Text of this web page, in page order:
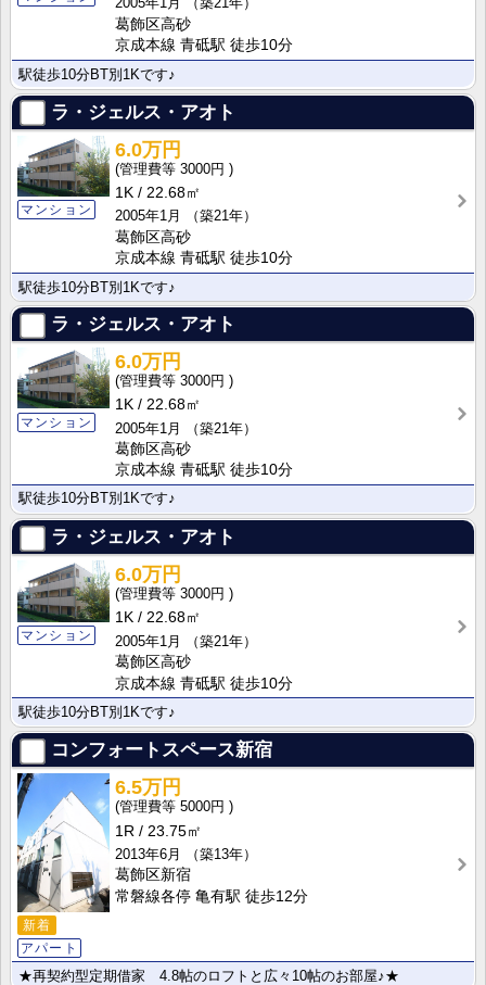
葛飾区高砂
京成本線 青砥駅 徒歩10分
駅徒歩10分BT別1Kです♪
ラ・ジェルス・アオト
マンション
6.0万円
3000円
1K
22.68㎡
2005年1月
（築21年）
葛飾区高砂
京成本線 青砥駅 徒歩10分
駅徒歩10分BT別1Kです♪
ラ・ジェルス・アオト
マンション
6.0万円
3000円
1K
22.68㎡
2005年1月
（築21年）
葛飾区高砂
京成本線 青砥駅 徒歩10分
駅徒歩10分BT別1Kです♪
ラ・ジェルス・アオト
マンション
6.0万円
3000円
1K
22.68㎡
2005年1月
（築21年）
葛飾区高砂
京成本線 青砥駅 徒歩10分
駅徒歩10分BT別1Kです♪
コンフォートスペース新宿
新着
アパート
6.5万円
5000円
1R
23.75㎡
2013年6月
（築13年）
葛飾区新宿
常磐線各停 亀有駅 徒歩12分
★再契約型定期借家 4.8帖のロフトと広々10帖のお部屋♪★